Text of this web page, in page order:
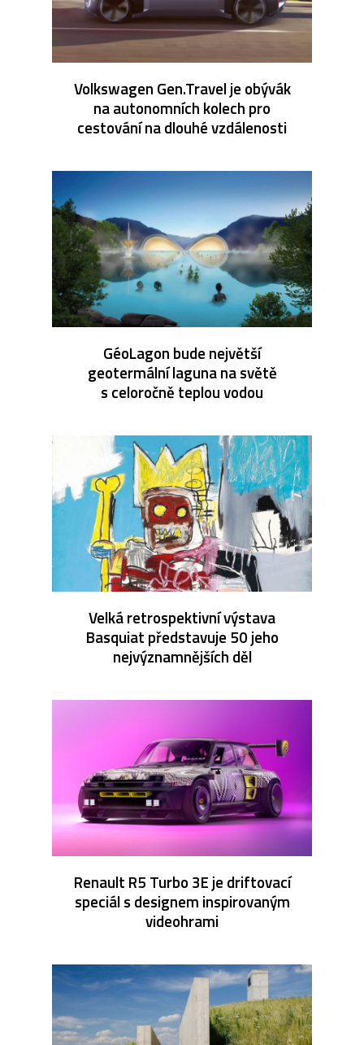
Volkswagen Gen.Travel je obývák
na autonomních kolech pro
cestování na dlouhé vzdálenosti
GéoLagon bude největší
geotermální laguna na světě
s celoročně teplou vodou
Velká retrospektivní výstava
Basquiat představuje 50 jeho
nejvýznamnějších děl
Renault R5 Turbo 3E je driftovací
speciál s designem inspirovaným
videohrami